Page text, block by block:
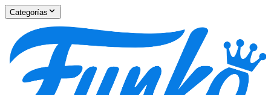
Categorías